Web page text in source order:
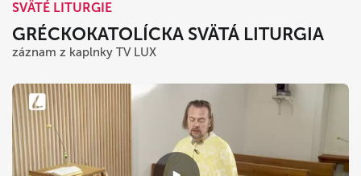
SVÄTÉ LITURGIE
GRÉCKOKATOLÍCKA SVÄTÁ LITURGIA
záznam z kaplnky TV LUX